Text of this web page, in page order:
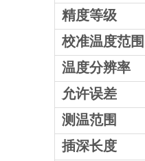
精度等级
校准温度范围
温度分辨率
允许误差
测温范围
插深长度